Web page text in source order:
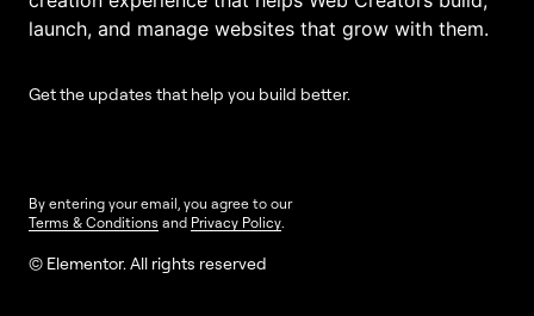
launch, and manage websites that grow with them.
Get the updates that help you build better.
By entering your email, you agree to our
Terms & Conditions and Privacy Policy.
© Elementor. All rights reserved